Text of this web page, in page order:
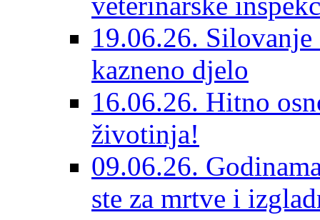
19.06.26.
kazneno djelo
16.06.26. Hitno
životinja!
09.06.26.
ste za mrtve i